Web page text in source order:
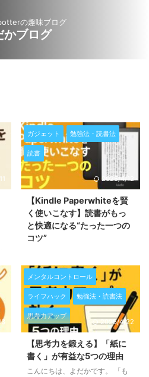
の趣味ブログ
かブログ
ガジェット 勉強法・読書法
読書
2025/4/12
【Kindle Paperwhiteを賢
く使いこなす】読書がもっ
と快適になる“たった一つの
コツ”
たはKindle Paperwhite、使って
いますか？ 私はもう2年以上、こ
の電子書籍リーダーにお世話にな
っています。薄くて軽くて、サブ
スクにも対応。すぐに本が読める
便利さは、まさに「人生を買う」
感覚。 でも、Kindle Paperwhite
を**「本当に快適に使いこなす」
には、ちょっとしたコツ**がいる
んです。 それはズバリ、 “一度し
メンタルコントロール
ライフハック 勉強法・読書法
思考力アップ
2025/4/22
【思考力を鍛える】「紙に
書く」が有益な5つの理由
こんにちは、よだかです。 「も